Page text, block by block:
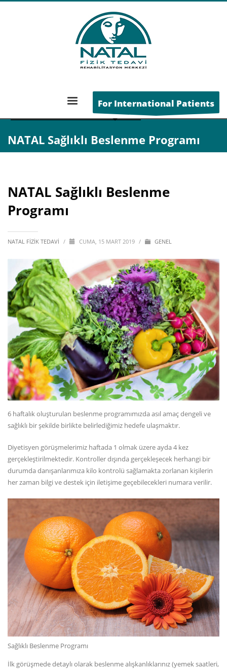
For International Patients
BLOG
NATAL SAĞLIKLI BESLENME PROGRAMI
NATAL Sağlıklı Beslenme Programı
NATAL Sağlıklı Beslenme
Programı
NATAL FIZIK TEDAVI / CUMA, 15 MART 2019 / GENEL
6 haftalık oluşturulan beslenme programımızda asıl amaç dengeli ve
sağlıklı bir şekilde birlikte belirlediğimiz hedefe ulaşmaktır.
Diyetisyen görüşmelerimiz haftada 1 olmak üzere ayda 4 kez
gerçekleştirilmektedir. Kontroller dışında gerçekleşecek herhangi bir
durumda danışanlarımıza kilo kontrolü sağlamakta zorlanan kişilerin
her zaman bilgi ve destek için iletişime geçebilecekleri numara verilir.
Sağlıklı Beslenme Programı
İlk görüşmede detaylı olarak beslenme alışkanlıklarınız (yemek saatleri,